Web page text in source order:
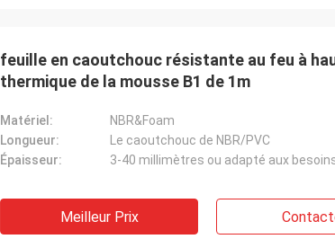
feuille en caoutchouc résistante au feu à
thermique de la mousse B1 de 1m
Matériel:
NBR&Foam
Longueur:
Le caoutchouc de NBR/PVC
Épaisseur:
3-40 millimètres ou adapté aux
Meilleur Prix